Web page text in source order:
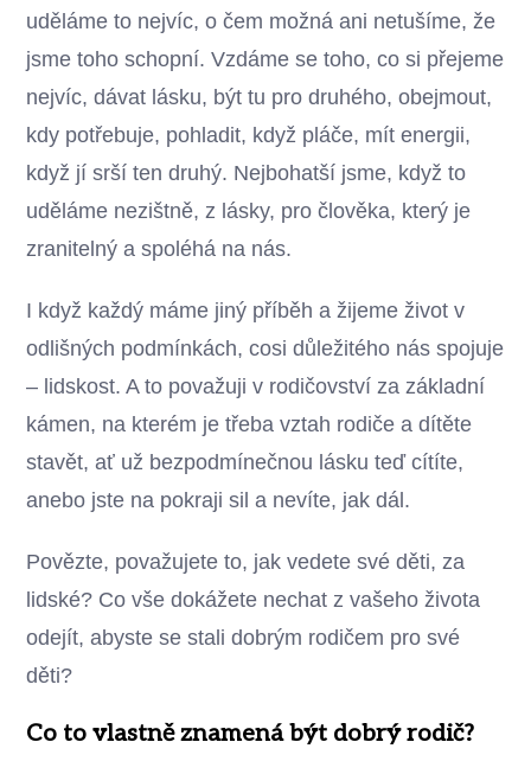
uděláme to nejvíc, o čem možná ani netušíme, že
jsme toho schopní. Vzdáme se toho, co si přejeme
nejvíc, dávat lásku, být tu pro druhého, obejmout,
kdy potřebuje, pohladit, když pláče, mít energii,
když jí srší ten druhý. Nejbohatší jsme, když to
uděláme nezištně, z lásky, pro člověka, který je
zranitelný a spoléhá na nás.
I když každý máme jiný příběh a žijeme život v
odlišných podmínkách, cosi důležitého nás spojuje
– lidskost. A to považuji v rodičovství za základní
kámen, na kterém je třeba vztah rodiče a dítěte
stavět, ať už bezpodmínečnou lásku teď cítíte,
anebo jste na pokraji sil a nevíte, jak dál.
Povězte, považujete to, jak vedete své děti, za
lidské? Co vše dokážete nechat z vašeho života
odejít, abyste se stali dobrým rodičem pro své
děti?
Co to vlastně znamená být dobrý rodič?